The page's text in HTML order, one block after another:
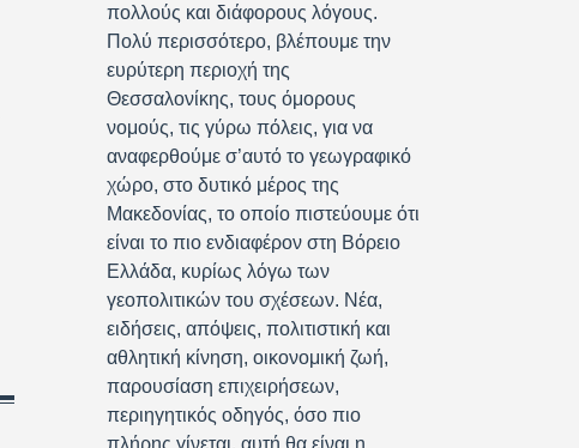
πολλούς και διάφορους λόγους.
Πολύ περισσότερο, βλέπουμε την
ευρύτερη περιοχή της
Θεσσαλονίκης, τους όμορους
νομούς, τις γύρω πόλεις, για να
αναφερθούμε σ’αυτό το γεωγραφικό
χώρο, στο δυτικό μέρος της
Μακεδονίας, το οποίο πιστεύουμε ότι
είναι το πιο ενδιαφέρον στη Βόρειο
Ελλάδα, κυρίως λόγω των
γεοπολιτικών του σχέσεων. Νέα,
ειδήσεις, απόψεις, πολιτιστική και
αθλητική κίνηση, οικονομική ζωή,
παρουσίαση επιχειρήσεων,
περιηγητικός οδηγός, όσο πιο
πλήρης γίνεται, αυτή θα είναι η